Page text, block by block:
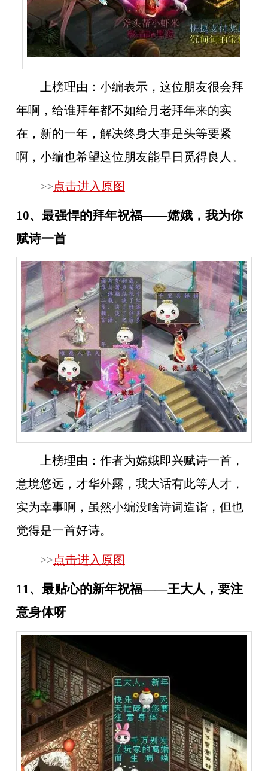
上榜理由： 小编表示，这位朋友很会拜
年啊，给谁拜年都不如给月老拜年来的实
在，新的一年，解决终身大事是头等要紧
啊，小编也希望这位朋友能早日觅得良人。
>>点击进入原图
10、最强悍的拜年祝福——嫦娥，我为你
赋诗一首
上榜理由： 作者为嫦娥即兴赋诗一首，
意境悠远，才华外露，我大话有此等人才，
实为幸事啊，虽然小编没啥诗词造诣，但也
觉得是一首好诗。
>>点击进入原图
11、最贴心的新年祝福——王大人，要注
意身体呀